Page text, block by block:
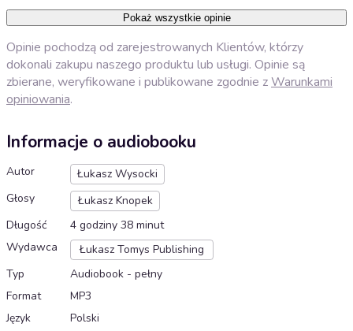
Pokaż wszystkie opinie
Opinie pochodzą od zarejestrowanych Klientów, którzy
dokonali zakupu naszego produktu lub usługi. Opinie są
zbierane, weryfikowane i publikowane zgodnie zWarunkami
opiniowania.
Informacje o audiobooku
Autor
Łukasz Wysocki
Głosy
Łukasz Knopek
Długość
4 godziny 38 minut
Wydawca
Łukasz Tomys Publishing
Typ
Audiobook - pełny
Format
MP3
Język
Polski